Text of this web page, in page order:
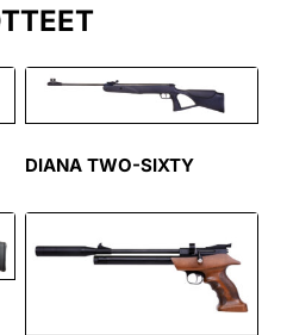
DIANA TWO-SIXTY